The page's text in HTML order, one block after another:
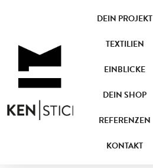
DEIN PROJEKT
TEXTILIEN
EINBLICKE
DEIN SHOP
REFERENZEN
KONTAKT